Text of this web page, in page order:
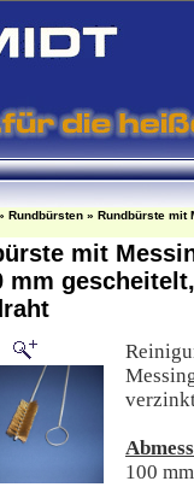
Rundbürsten » Rundbürste mit
mit
mm
100